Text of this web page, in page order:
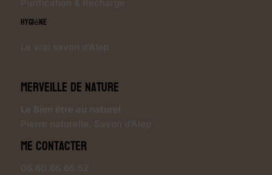
Purification & Recharge
Hygiène
Le vrai savon d’Alep
Merveille de Nature
Le Bien être au naturel
Pierre naturelle Savon d’Alep
Me contacter
06.60.66.65.52